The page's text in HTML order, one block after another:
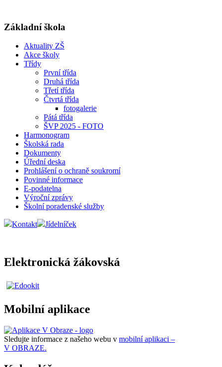
Základní škola
Aktuality ZŠ
Akce školy
Třídy
První třída
Druhá třída
Třetí třída
Čtvrtá třída
fotogalerie
Pátá třída
ŠVP 2025 - FOTO
Harmonogram
Školská rada
Dokumenty
Úřední deska
Prohlášení o ochraně soukromí
Povinné informace
E-podatelna
Výroční zprávy
Školní poradenské služby
Kontakt Jídelníček
Elektronická žákovská
Mobilní aplikace
Sledujte informace z našeho webu v mobilní aplikaci –
V OBRAZE.